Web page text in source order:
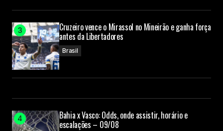
Cruzeiro vence o Mirassol no Mineirão e ganha força
antes da Libertadores
Brasil
Bahia x Vasco: Odds, onde assistir, horário e
escalações – 09/08